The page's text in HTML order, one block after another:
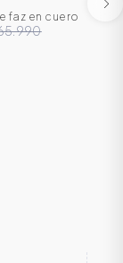
faz en cuero